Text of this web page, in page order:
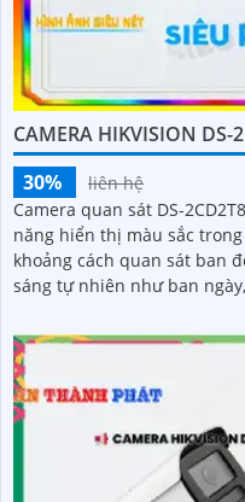
CAMERA HIKVISION DS-
30%
liên hệ
Camera quan sát DS-
năng hiển thị màu sắc trong
khoảng cách quan sát ban
sáng tự nhiên như ban